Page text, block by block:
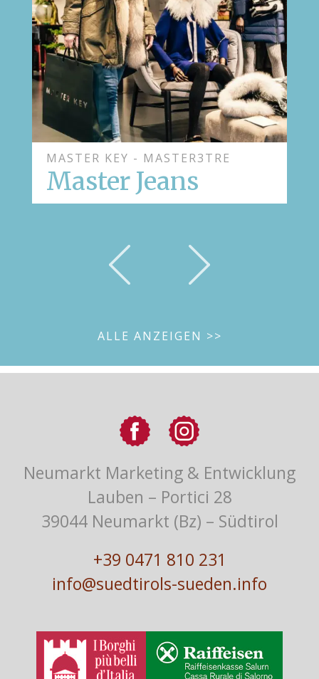
MASTER KEY - MASTER3TRE
Master Jeans
ALLE ANZEIGEN >>
Neumarkt Marketing & Entwicklung
Lauben – Portici 28
39044 Neumarkt (Bz) – Südtirol
+39 0471 810 231
info@suedtirols-sueden.info